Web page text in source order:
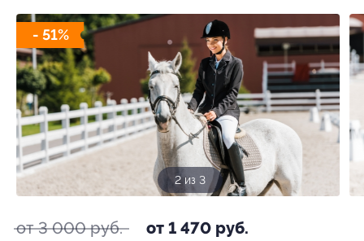
- 51%
3 из 3
от 3 000 руб. от 1 470 руб.